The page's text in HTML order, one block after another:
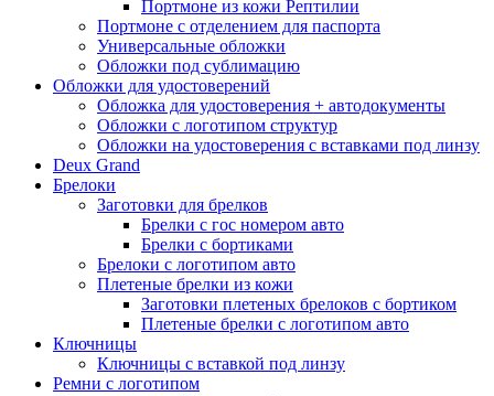
Портмоне из кожи Рептилии
Портмоне с отделением для паспорта
Универсальные обложки
Обложки под сублимацию
Обложки для удостоверений
Обложка для удостоверения + автодокументы
Обложки с логотипом структур
Обложки на удостоверения с вставками под линзу
Deux Grand
Брелоки
Заготовки для брелков
Брелки с гос номером авто
Брелки с бортиками
Брелоки с логотипом авто
Плетеные брелки из кожи
Заготовки плетеных брелоков с бортиком
Плетеные брелки с логотипом авто
Ключницы
Ключницы с вставкой под линзу
Ремни с логотипом